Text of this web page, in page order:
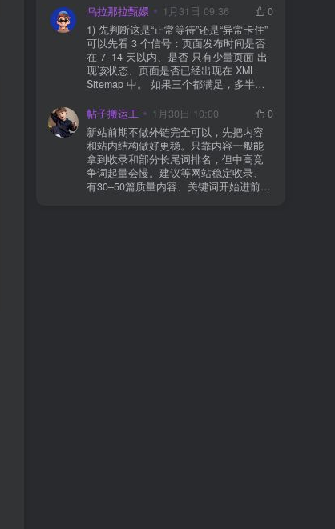
全插件） 检查是否启用了“缓存结账页/接
口路径”（结账页和回调接口不应缓存）
看服务器错误日志是否有 500/致命错误
导致回调执行中断 解决方案： 放行 wp-
json、wc-api、支付网关回调 URL（按网
关文档配置） 关闭结账页的缓存与 JS
合并压缩测试一次 若使用 Cloudflare：
则
乌拉那拉甄嬛 1月31日 09:36
0
1) 先判断这是“正常等待”还是“异常卡住”
可以先看 3 个信号：页面发布时间是否
在 7–14 天以内、是否 只有少量页面 出
现该状态、页面是否已经出现在 XML
Sitemap 中。 如果三个都满足，多半属
手。 2) 什么情况下“等”是没用的？ 以下
情况基本不会靠时间自动解决：页面几
乎没有内链（孤立页）、内容与站内已
有页面高度相似、canonical 指向了别的
URL、同一主题短时间发布太多相似文
章。 这种情况下，Google 已经抓取，但
判断“当前不值得进入索引”。 3) 最有效
帖子搬运工 1月30日 10:00
0
新站前期不做外链完全可以，先把内容
和站内结构做好更稳。只靠内容一般能
拿到收录和部分长尾词排名，但中高竞
争词起量会慢。建议等网站稳定收录、
有30–50篇质量内容、关键词开始进前